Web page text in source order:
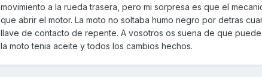
movimiento a la rueda trasera, pero mi sorpresa es que el
que abrir el motor. La moto no soltaba humo negro por detras
llave de contacto de repente. A vosotros os suena de que
la moto tenia aceite y todos los cambios hechos.